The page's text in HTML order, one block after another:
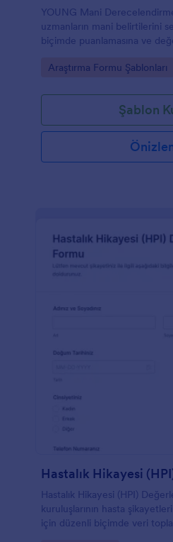
YOUNG Mani
uzmanların mani belirtilerini
biçimde puanlamasına ve
Go to Category:
Araştırma Formu Şablonları
Şablon
Hastalık Hikayesi (HPI)
kuruluşlarının hasta
için düzenli biçimde veri